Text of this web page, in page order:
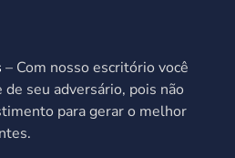
– Com nosso escritório você
seu adversário, pois não
para gerar o melhor